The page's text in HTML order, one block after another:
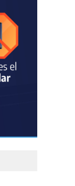
29/07/2026
de
que va del
en la